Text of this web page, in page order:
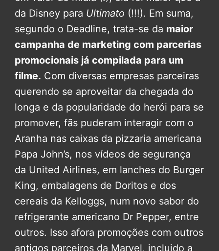
da Disney para Ultimato (!!!). Em suma,
segundo o Deadline, trata-se da maior
campanha de marketing com parcerias
promocionais já compilada para um
filme. Com diversas empresas parceiras
querendo se aproveitar da chegada do
longa e da popularidade do herói para se
promover, fãs puderam interagir com o
Aranha nas caixas da pizzaria americana
Papa John’s, nos vídeos de segurança
da United Airlines, em lanches do Burger
King, embalagens de Doritos e dos
cereais da Kelloggs, num novo sabor do
refrigerante americano Dr Pepper, entre
outros. Isso afora promoções com outros
antigos parceiros da Marvel, incluido a